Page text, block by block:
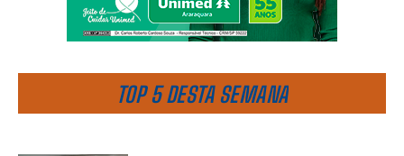
TOP 5 DESTA SEMANA